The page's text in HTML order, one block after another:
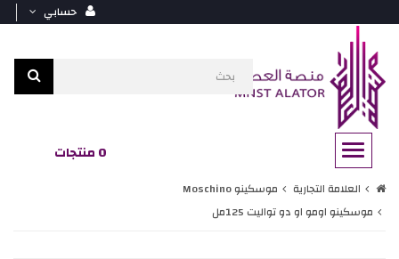
حسابي
0 منتجات
العلامة التجارية
موسكينو Moschino
موسكينو اومو او دو تواليت 125مل